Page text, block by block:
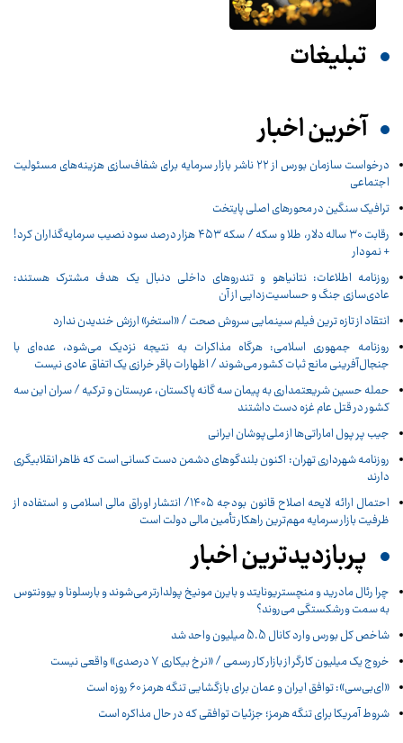
تبلیغات
آخرین اخبار
درخواست سازمان بورس از ۲۲ ناشر بازار سرمایه برای شفاف‌سازی هزینه‌های مسئولیت
اجتماعی
ترافیک سنگین در محورهای اصلی پایتخت
رقابت ۳۰ ساله دلار، طلا و سکه / سکه ۴۵۳ هزار درصد سود نصیب سرمایه‌گذاران کرد!
+ نمودار
روزنامه اطلاعات: نتانیاهو و تندروهای داخلی دنبال یک هدف مشترک هستند:
عادی‌سازی جنگ و حساسیت‌زدایی از آن
انتقاد از تازه ترین فیلم سینمایی سروش صحت / «استخر» ارزش خندیدن ندارد
روزنامه جمهوری اسلامی: هرگاه مذاکرات به نتیجه نزدیک می‌شود، عده‌ای با
جنجال‌آفرینی مانع ثبات کشور می‌شوند / اظهارات باقر خرازی یک اتفاق عادی نیست
حمله حسین شریعتمداری به پیمان سه گانه پاکستان، عربستان و ترکیه / سران این سه
کشور در قتل عام غزه دست داشتند
جیب پر پول اماراتی‌ها از ملی‌پوشان ایرانی
روزنامه شهرداری تهران: اکنون بلندگوهای دشمن دست کسانی است که ظاهر انقلابیگری
دارند
احتمال ارائه لایحه اصلاح قانون بودجه ۱۴۰۵/ انتشار اوراق مالی اسلامی و استفاده از
ظرفیت بازار سرمایه مهم‌ترین راهکار تأمین مالی دولت است
پربازدیدترین اخبار
چرا رئال مادرید و منچستریونایتد و بایرن مونیخ پولدارتر می‌شوند و بارسلونا و یوونتوس
به سمت ورشکستگی می‌روند؟
شاخص کل بورس وارد کانال 5.5 میلیون واحد شد
خروج یک میلیون کارگر از بازار کار رسمی / «نرخ بیکاری ۷ درصدی» واقعی نیست
«ای‌بی‌سی»: توافق ایران و عمان برای بازگشایی تنگه هرمز ۶۰ روزه است
شروط آمریکا برای تنگه هرمز؛ جزئیات توافقی که در حال مذاکره است